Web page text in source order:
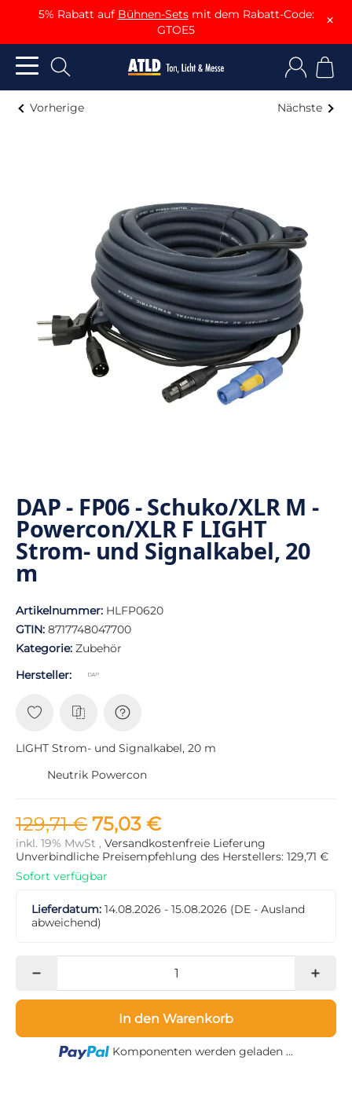
5% Rabatt auf Bühnen-Setsmit dem Rabatt-Code:
GTOE5
×
Vorherige Nächste
DAP - FP06 - Schuko/XLR M -
Powercon/XLR F LIGHT
Strom- und Signalkabel, 20
m
Artikelnummer: HLFP0620
GTIN: 8717748047700
Kategorie: Zubehör
Hersteller:
LIGHT Strom- und Signalkabel, 20 m
Neutrik Powercon
129,71 € 75,03 €
inkl. 19% MwSt , Versandkostenfreie Lieferung
Unverbindliche Preisempfehlung des Herstellers: 129,71 €
Sofort verfügbar
Lieferdatum: 14.08.2026 - 15.08.2026 (DE - Ausland
abweichend)
In den Warenkorb
Loading...
Komponenten werden geladen ...